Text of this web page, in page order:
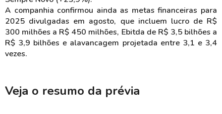
A companhia confirmou ainda as metas financeiras para
2025 divulgadas em agosto, que incluem lucro de R$
300 milhões a R$ 450 milhões, Ebitda de R$ 3,5 bilhões a
R$ 3,9 bilhões e alavancagem projetada entre 3,1 e 3,4
vezes.
Veja o resumo da prévia